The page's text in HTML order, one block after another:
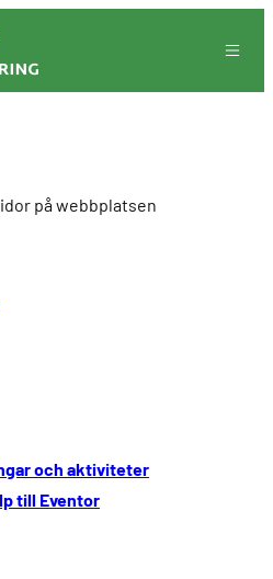
på webbplatsen
och aktiviteter
till Eventor